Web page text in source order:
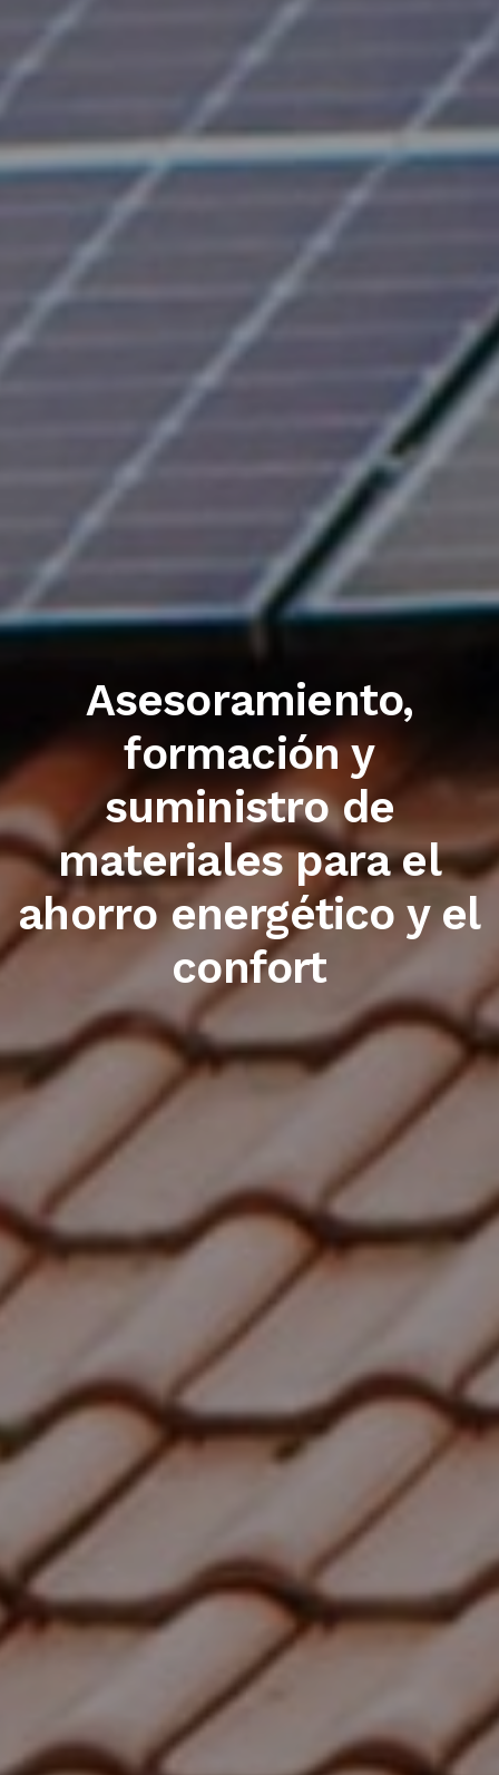
Trabajamos con las
primeras marcas del
sector